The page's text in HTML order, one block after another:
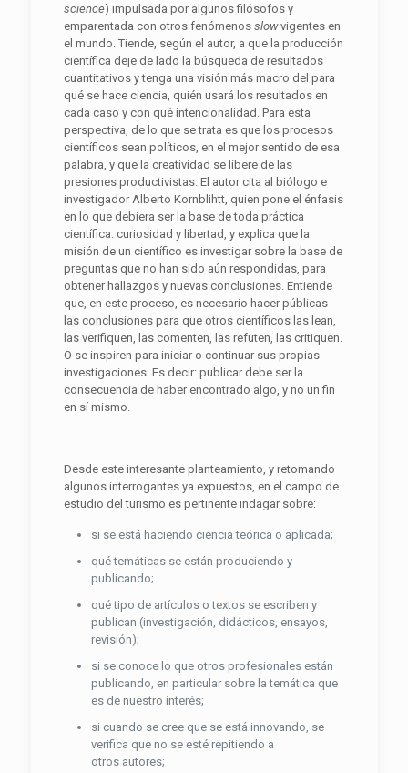
science) impulsada por algunos filósofos y
emparentada con otros fenómenos slowvigentes en
el mundo. Tiende, según el autor, a que la producción
científica deje de lado la búsqueda de resultados
cuantitativos y tenga una visión más macro del para
qué se hace ciencia, quién usará los resultados en
cada caso y con qué intencionalidad. Para esta
perspectiva, de lo que se trata es que los procesos
científicos sean políticos, en el mejor sentido de esa
palabra, y que la creatividad se libere de las
presiones productivistas. El autor cita al biólogo e
investigador Alberto Kornblihtt, quien pone el énfasis
en lo que debiera ser la base de toda práctica
científica: curiosidad y libertad, y explica que la
misión de un científico es investigar sobre la base de
preguntas que no han sido aún respondidas, para
obtener hallazgos y nuevas conclusiones. Entiende
que, en este proceso, es necesario hacer públicas
las conclusiones para que otros científicos las lean,
las verifiquen, las comenten, las refuten, las critiquen.
O se inspiren para iniciar o continuar sus propias
investigaciones. Es decir: publicar debe ser la
consecuencia de haber encontrado algo, y no un fin
en sí mismo.
Desde este interesante planteamiento, y retomando
algunos interrogantes ya expuestos, en el campo de
estudio del turismo es pertinente indagar sobre:
si se está haciendo ciencia teórica o aplicada;
qué temáticas se están produciendo y
publicando;
qué tipo de artículos o textos se escriben y
publican (investigación, didácticos, ensayos,
revisión);
si se conoce lo que otros profesionales están
publicando, en particular sobre la temática que
es de nuestro interés;
si cuando se cree que se está innovando, se
verifica que no se esté repitiendo a
otros autores;